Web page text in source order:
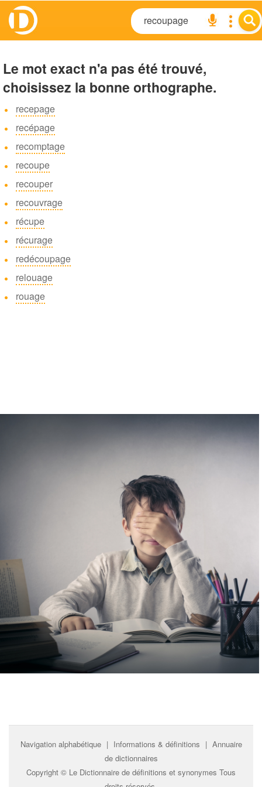
Le mot exact n'a pas été trouvé,
choisissez la bonne orthographe.
recepage
recépage
recomptage
recoupe
recouper
recouvrage
récupe
récurage
redécoupage
relouage
rouage
Navigation alphabétique | Informations & définitions | Annuaire
de dictionnaires
Copyright © Le Dictionnaire de définitions et synonymes Tous